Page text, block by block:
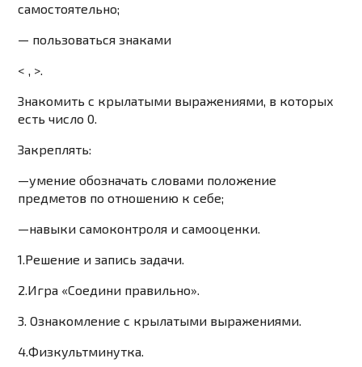
самостоятельно;
— пользоваться знаками
< , >.
Знакомитьс крылатыми выражениями, в которых
есть число 0.
Закреплять:
—умение обозначать словами положение
предметов по отношению к себе;
—навыки самоконтроля и самооценки.
1.Решение и запись задачи.
2.Игра «Соедини правильно».
3. Ознакомление с крылатыми выражениями.
4.Физкультминутка.